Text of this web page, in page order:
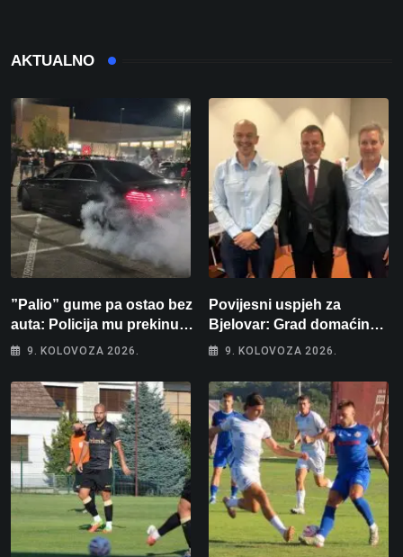
AKTUALNO
”Palio” gume pa ostao bez
auta: Policija mu prekinula
”show” na parkingu u
9. KOLOVOZA 2026.
Povijesni uspjeh za
Bjelovar: Grad domaćin
Europskog juniorskog
9. KOLOVOZA 2026.